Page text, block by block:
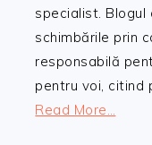
specialist. Blogul
schimbările prin
responsabilă
pentru voi, citind
Read More…